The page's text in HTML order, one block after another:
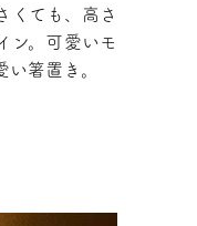
くても、高さ
ン。可愛いモ
箸置き。